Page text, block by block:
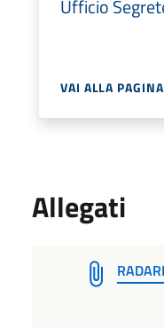
Ufficio
VAI ALLA PAGINA
Allegati